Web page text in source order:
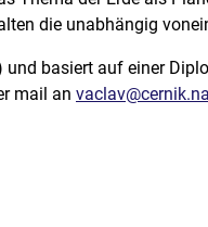
die unabhängig
und basiert auf einer
mail an